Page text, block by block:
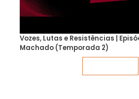
Vozes, Lutas e Resistências |
Machado (Temporada 2)